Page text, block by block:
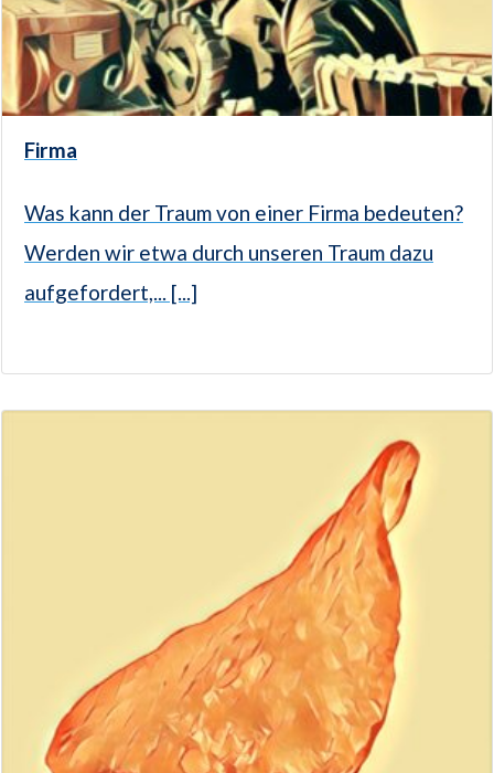
Firma
Was kann der Traum von einer Firma bedeuten?
Werden wir etwa durch unseren Traum dazu
aufgefordert,... [...]